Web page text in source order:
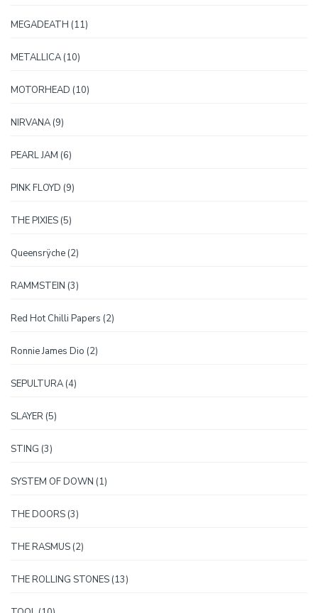
MEGADEATH 1111
METALLICA 1010
MOTORHEAD 1010
NIRVANA 99
PEARL JAM 66
PINK FLOYD 99
THE PIXIES 55
Queensrÿche 22
RAMMSTEIN 33
Red Hot Chilli Papers 22
Ronnie James Dio 22
SEPULTURA 44
SLAYER 55
STING 33
SYSTEM OF DOWN 11
THE DOORS 33
THE RASMUS 22
THE ROLLING STONES 1313